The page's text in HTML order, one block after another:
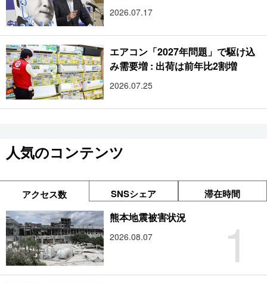
2026.07.17
エアコン「2027年問題」で駆け込
み需要増 : 出荷は前年比2割増
2026.07.25
人気のコンテンツ
アクセス数 SNSシェア 滞在時間
1
熊本地震被害状況
2026.08.07